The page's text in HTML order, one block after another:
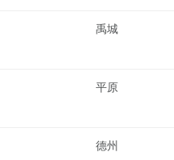
禹城
平原
德州